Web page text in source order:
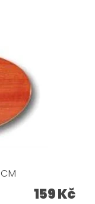
159 Kč